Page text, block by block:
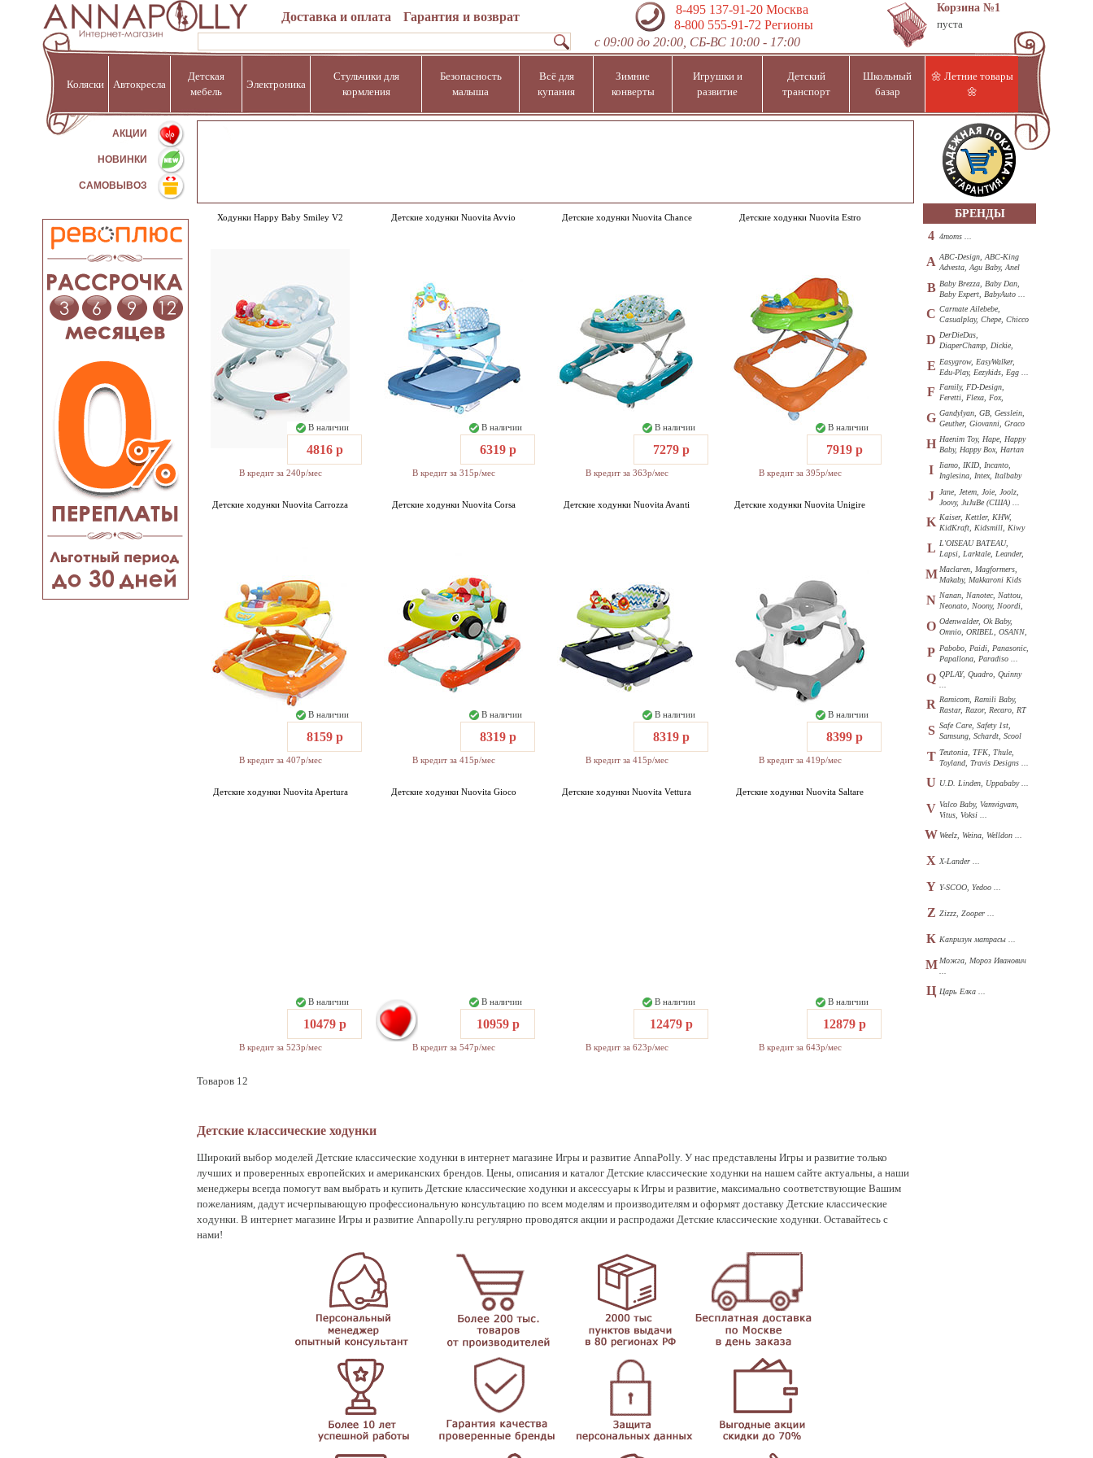
Доставка и оплата Гарантия и возврат
8-495 137-91-20Москва
8-800 555-91-72 Регионы
с 09:00 до 20:00, СБ-ВС 10:00 - 17:00
Корзина №1
пуста
Коляски Автокресла
Детская
мебель
Электроника
Стульчики для
кормления
Безопасность
малыша
Всё для
купания
Зимние
конверты
Игрушки и
развитие
Детский
транспорт
Школьный
базар
🌼 Летние товары
🌼
АКЦИИ %
НОВИНКИ
САМОВЫВОЗ
Ходунки Happy Baby Smiley V2
В наличии
4816 р
В кредит за 240р/мес
Детские ходунки Nuovita Avvio
В наличии
6319 р
В кредит за 315р/мес
Детские ходунки Nuovita Chance
В наличии
7279 р
В кредит за 363р/мес
Детские ходунки Nuovita Estro
В наличии
7919 р
В кредит за 395р/мес
Детские ходунки Nuovita Carrozza
В наличии
8159 р
В кредит за 407р/мес
Детские ходунки Nuovita Corsa
В наличии
8319 р
В кредит за 415р/мес
Детские ходунки Nuovita Avanti
В наличии
8319 р
В кредит за 415р/мес
Детские ходунки Nuovita Unigire
В наличии
8399 р
В кредит за 419р/мес
Детские ходунки Nuovita Apertura
В наличии
10479 р
В кредит за 523р/мес
Детские ходунки Nuovita Gioco
В наличии
10959 р
В кредит за 547р/мес
Детские ходунки Nuovita Vettura
В наличии
12479 р
В кредит за 623р/мес
Детские ходунки Nuovita Saltare
В наличии
12879 р
В кредит за 643р/мес
Товаров 12
Детские классические ходунки
Широкий выбор моделей Детские классические ходунки в интернет магазине Игры и развитие AnnaPolly. У нас представлены Игры и развитие только
лучших и проверенных европейских и американских брендов. Цены, описания и каталог Детские классические ходунки на нашем сайте актуальны, а наши
менеджеры всегда помогут вам выбрать и купить Детские классические ходунки и аксессуары к Игры и развитие, максимально соответствующие Вашим
пожеланиям, дадут исчерпывающую профессиональную консультацию по всем моделям и производителям и оформят доставку Детские классические
ходунки. В интернет магазине Игры и развитие Annapolly.ru регулярно проводятся акции и распродажи Детские классические ходунки. Оставайтесь с
нами!
БРЕНДЫ
4 4moms ...
A ABC-Design, ABC-King
Advesta, Agu Baby, Anel
B Baby Brezza, Baby Dan,
Baby Expert, BabyAuto ...
C Carmate Ailebebe,
Casualplay, Chepe, Chicco
D DerDieDas,
DiaperChamp, Dickie,
E Easygrow, EasyWalker,
Edu-Play, Eezykids, Egg ...
F
Family, FD-Design,
Feretti, Flexa, Fox,
G Gandylyan, GB, Gesslein,
Geuther, Giovanni, Graco
H Haenim Toy, Hape, Happy
Baby, Happy Box, Hartan
I
Iiamo, IKID, Incanto,
Inglesina, Intex, Italbaby
J
Jane, Jetem, Joie, Joolz,
Joovy, JuJuBe (США) ...
K Kaiser, Kettler, KHW,
KidKraft, Kidsmill, Kiwy
L L'OISEAU BATEAU,
Lapsi, Larktale, Leander,
M Maclaren, Magformers,
Makaby, Makkaroni Kids
N Nanan, Nanotec, Nattou,
Neonato, Noony, Noordi,
O Odenwalder, Ok Baby,
Omnio, ORIBEL, OSANN,
P Pabobo, Paidi, Panasonic,
Papallona, Paradiso ...
Q QPLAY, Quadro, Quinny
R Ramicom, Ramili Baby,
Rastar, Razor, Recaro, RT
S Safe Care, Safety 1st,
Samsung, Schardt, Scool
T Teutonia, TFK, Thule,
Toyland, Travis Designs ...
U U.D. Linden, Uppababy ...
V Valco Baby, Vamvigvam,
Vitus, Voksi ...
WWeelz, Weina, Welldon ...
X X-Lander ...
Y Y-SCOO, Yedoo ...
Z Zizzz, Zooper ...
К Капризун матрасы ...
М Можга, Мороз Иванович
Ц Царь Елка ...